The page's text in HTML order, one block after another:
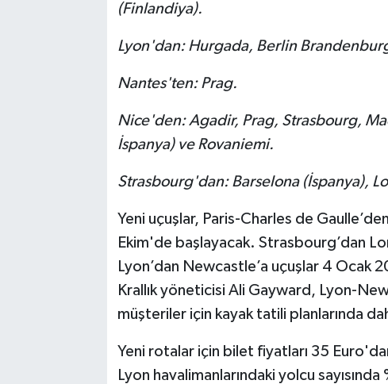
(Finlandiya).
Lyon'dan: Hurgada, Berlin
Nantes'ten: Prag.
Nice'den: Agadir, Prag, Strasbourg,
İspanya) ve Rovaniemi.
Strasbourg'dan: Barselona (İspanya),
Yeni uçuşlar, Paris-Charles de
Ekim'de başlayacak. Strasbourg’dan
Lyon’dan Newcastle’a uçuşlar 4 Ocak
Krallık yöneticisi Ali Gayward, Lyon-
müşteriler için kayak tatili planlarında
Yeni rotalar için bilet fiyatları 35
Lyon havalimanlarındaki yolcu